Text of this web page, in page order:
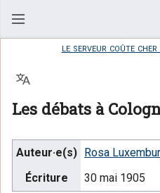
le serveur coûte
Les débats à
Langue
Auteur·e(s)
Rosa
Écriture
30 mai 1905